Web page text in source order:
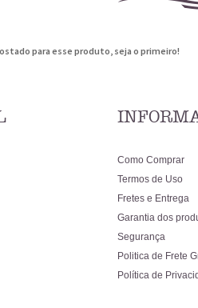
para esse produto, seja o primeiro!
Como Comprar
Termos de Uso
Fretes e Entrega
Garantia dos
Segurança
Politica de Frete
Política de